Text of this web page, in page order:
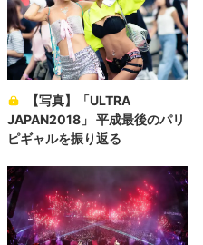
【写真】「ULTRA
JAPAN2018」 平成最後のパリ
ピギャルを振り返る